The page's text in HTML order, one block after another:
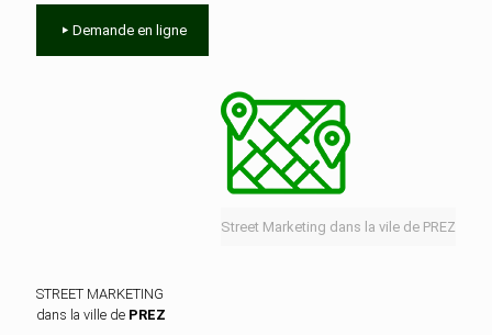
Demande en ligne
Street Marketing dans la vile de PREZ
STREET MARKETING
dans la ville de PREZ